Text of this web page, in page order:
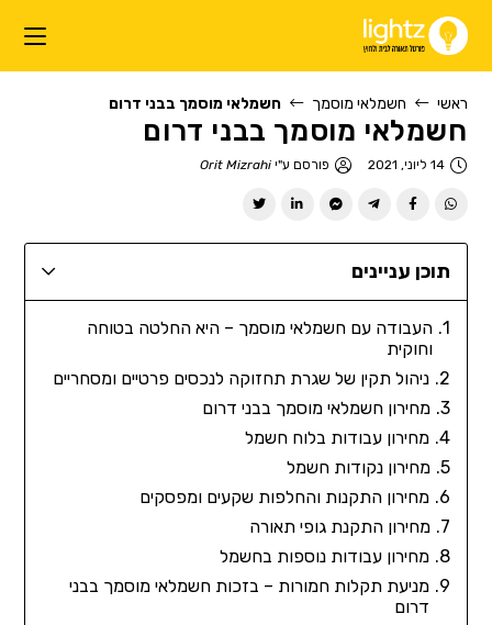
ראשי חשמלאי מוסמך חשמלאי מוסמך בבני דרום
חשמלאי מוסמך בבני דרום
14 ליוני, 2021 פורסם ע"יOrit Mizrahi
תוכן עניינים
העבודה עם חשמלאי מוסמך – היא החלטה בטוחה
וחוקית
ניהול תקין של שגרת תחזוקה לנכסים פרטיים ומסחריים
מחירון חשמלאי מוסמך בבני דרום
מחירון עבודות בלוח חשמל
מחירון נקודות חשמל
מחירון התקנות והחלפות שקעים ומפסקים
מחירון התקנת גופי תאורה
מחירון עבודות נוספות בחשמל
מניעת תקלות חמורות – בזכות חשמלאי מוסמך בבני
דרום